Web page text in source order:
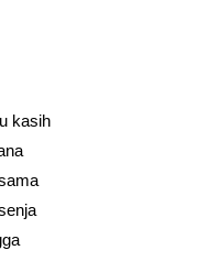
kasih